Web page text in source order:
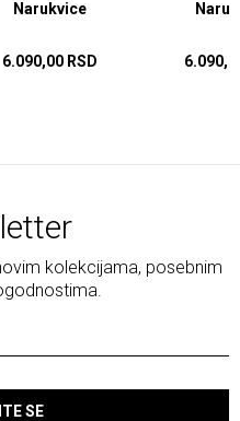
Narukvice
6.090,00 RSD
kolekcijama, posebnim
SE